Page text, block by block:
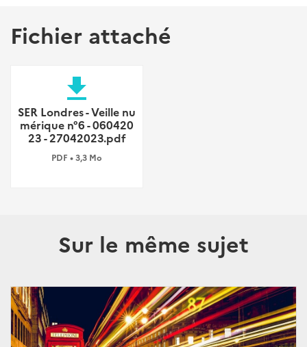
Fichier attaché
file_download
SER Londres - Veille nu
mérique n°6 - 060420
23 - 27042023.pdf
PDF • 3,3 Mo
Sur le même sujet